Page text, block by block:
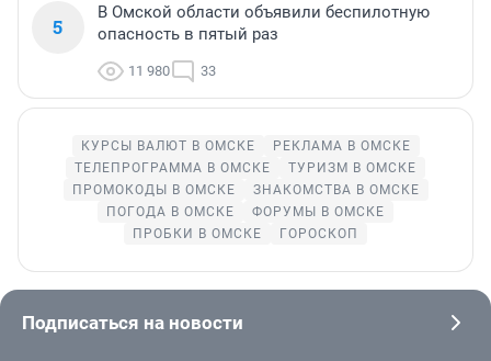
5
В Омской области объявили беспилотную
опасность в пятый раз
11 980 33
КУРСЫ ВАЛЮТ В ОМСКЕ
РЕКЛАМА В ОМСКЕ
ТЕЛЕПРОГРАММА В ОМСКЕ
ТУРИЗМ В ОМСКЕ
ПРОМОКОДЫ В ОМСКЕ
ЗНАКОМСТВА В ОМСКЕ
ПОГОДА В ОМСКЕ
ФОРУМЫ В ОМСКЕ
ПРОБКИ В ОМСКЕ
ГОРОСКОП
Подписаться на новости